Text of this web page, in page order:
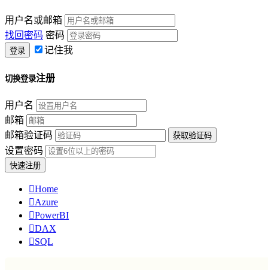
用户名或邮箱
找回密码 密码
记住我
切换登录注册
用户名
邮箱
邮箱验证码
设置密码
Home
Azure
PowerBI
DAX
SQL